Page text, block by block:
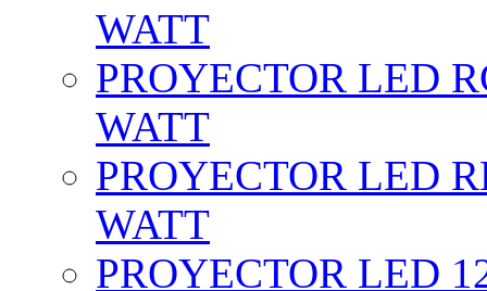
WATT
PROYECTOR LED
WATT
PROYECTOR LED
WATT
PROYECTOR LED